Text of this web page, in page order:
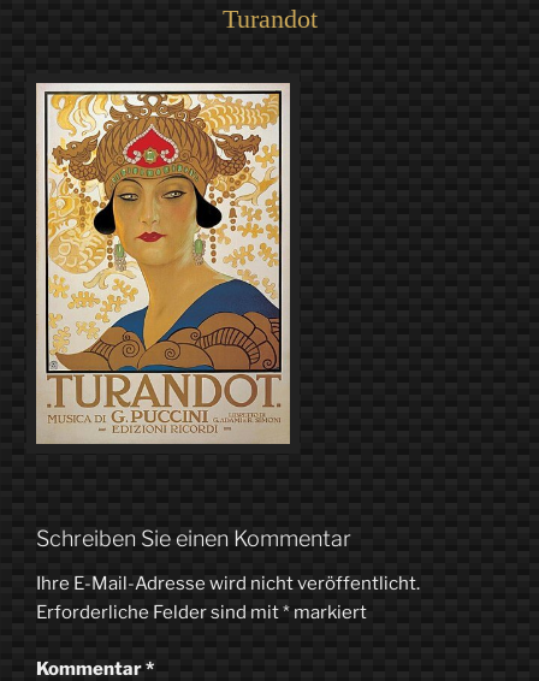
Turandot
Schreiben Sie einen Kommentar
Ihre E-Mail-Adresse wird nicht veröffentlicht.
Erforderliche Felder sind mit* markiert
Kommentar*